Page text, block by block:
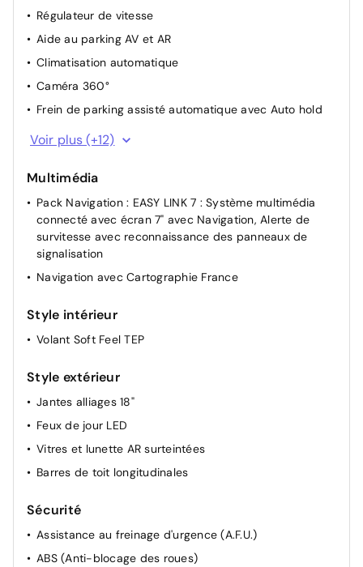
Régulateur de vitesse
Aide au parking AV et AR
Climatisation automatique
Caméra 360°
Frein de parking assisté automatique avec Auto hold
ECO Mode
Commutation automatique des feux de
route/croisement
Lunette arrière chauffante
Rétroviseurs extérieurs électriques dégivrants
Vitres électriques à impulsion
Airbag passager déconnectable
Accoudoir central avec rangement
Renault Multi-Sense (choix de modes de conduite)
Voir plus (+12)
Multimédia
Pack Navigation : EASY LINK 7 : Système multimédia
connecté avec écran 7" avec Navigation, Alerte de
survitesse avec reconnaissance des panneaux de
signalisation
Navigation avec Cartographie France
Style intérieur
Volant Soft Feel TEP
Style extérieur
Jantes alliages 18"
Feux de jour LED
Vitres et lunette AR surteintées
Barres de toit longitudinales
Sécurité
Assistance au freinage d'urgence (A.F.U.)
ABS (Anti-blocage des roues)